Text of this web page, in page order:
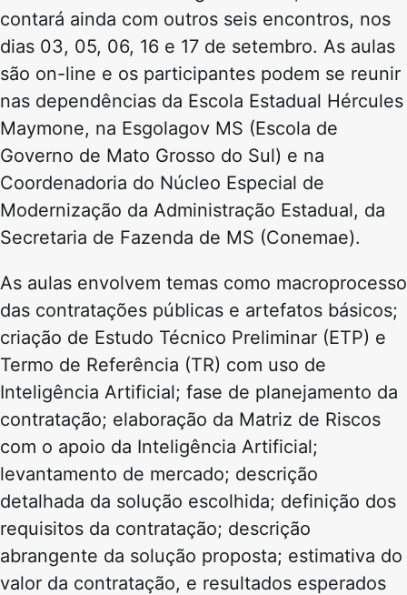
contará ainda com outros seis encontros, nos
dias 03, 05, 06, 16 e 17 de setembro. As aulas
são on-line e os participantes podem se reunir
nas dependências da Escola Estadual Hércules
Maymone, na Esgolagov MS (Escola de
Governo de Mato Grosso do Sul) e na
Coordenadoria do Núcleo Especial de
Modernização da Administração Estadual, da
Secretaria de Fazenda de MS (Conemae).
As aulas envolvem temas como macroprocesso
das contratações públicas e artefatos básicos;
criação de Estudo Técnico Preliminar (ETP) e
Termo de Referência (TR) com uso de
Inteligência Artificial; fase de planejamento da
contratação; elaboração da Matriz de Riscos
com o apoio da Inteligência Artificial;
levantamento de mercado; descrição
detalhada da solução escolhida; definição dos
requisitos da contratação; descrição
abrangente da solução proposta; estimativa do
valor da contratação, e resultados esperados